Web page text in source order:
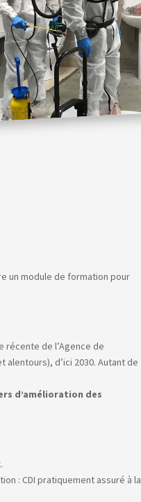
un module de formation pour
récente de l’Agence de
alentours), d’ici 2030. Autant de
d’amélioration des
: CDI pratiquement assuré à la